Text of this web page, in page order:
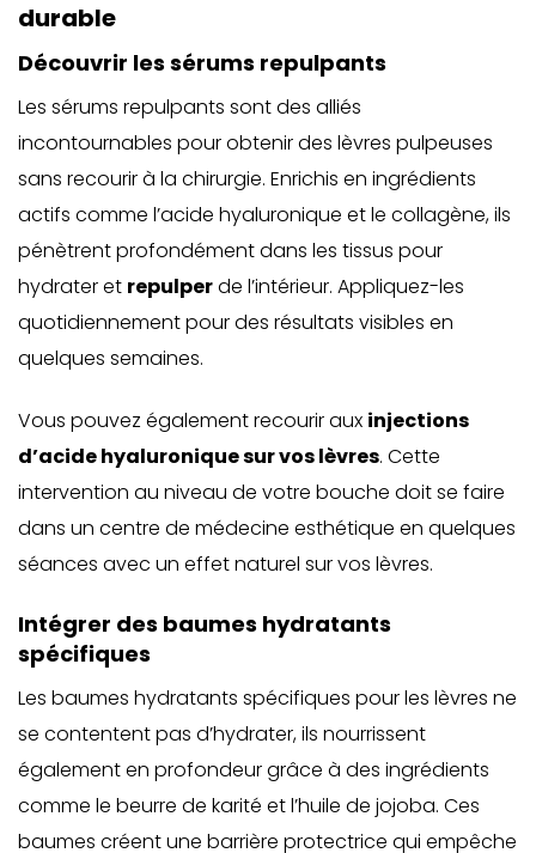
durable
Découvrir les sérums repulpants
Les sérums repulpants sont des alliés
incontournables pour obtenir des lèvres pulpeuses
sans recourir à la chirurgie. Enrichis en ingrédients
actifs comme l’acide hyaluronique et le collagène, ils
pénètrent profondément dans les tissus pour
hydrater et repulperde l’intérieur. Appliquez-les
quotidiennement pour des résultats visibles en
quelques semaines.
Vous pouvez également recourir aux injections
d’acide hyaluronique sur vos lèvres. Cette
intervention au niveau de votre bouche doit se faire
dans un centre de médecine esthétique en quelques
séances avec un effet naturel sur vos lèvres.
Intégrer des baumes hydratants
spécifiques
Les baumes hydratants spécifiques pour les lèvres ne
se contentent pas d’hydrater, ils nourrissent
également en profondeur grâce à des ingrédients
comme le beurre de karité et l’huile de jojoba. Ces
baumes créent une barrière protectrice qui empêche